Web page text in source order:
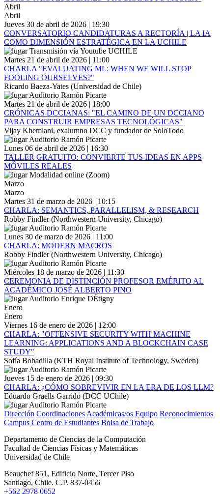
Abril
Abril
Jueves 30 de abril de 2026 | 19:30
CONVERSATORIO CANDIDATURAS A RECTORÍA | LA IA
COMO DIMENSIÓN ESTRATÉGICA EN LA UCHILE
Transmisión vía Youtube UCHILE
Martes 21 de abril de 2026 | 11:00
CHARLA "EVALUATING ML: WHEN WE WILL STOP
FOOLING OURSELVES?"
Ricardo Baeza-Yates (Universidad de Chile)
Auditorio Ramón Picarte
Martes 21 de abril de 2026 | 18:00
CRÓNICAS DCCIANAS: "EL CAMINO DE UN DCCIANO
PARA CONSTRUIR EMPRESAS TECNOLÓGICAS"
Vijay Khemlani, exalumno DCC y fundador de SoloTodo
Auditorio Ramón Picarte
Lunes 06 de abril de 2026 | 16:30
TALLER GRATUITO: CONVIERTE TUS IDEAS EN APPS
MÓVILES REALES
Modalidad online (Zoom)
Marzo
Marzo
Martes 31 de marzo de 2026 | 10:15
CHARLA: SEMANTICS, PARALLELISM, & RESEARCH
Robby Findler (Northwestern University, Chicago)
Auditorio Ramón Picarte
Lunes 30 de marzo de 2026 | 11:00
CHARLA: MODERN MACROS
Robby Findler (Northwestern University, Chicago)
Auditorio Ramón Picarte
Miércoles 18 de marzo de 2026 | 11:30
CEREMONIA DE DISTINCIÓN PROFESOR EMÉRITO AL
ACADÉMICO JOSÉ ALBERTO PINO
Auditorio Enrique DÉtigny
Enero
Enero
Viernes 16 de enero de 2026 | 12:00
CHARLA: "OFFENSIVE SECURITY WITH MACHINE
LEARNING: APPLICATIONS AND A BLOCKCHAIN CASE
STUDY"
Sofía Bobadilla (KTH Royal Institute of Technology, Sweden)
Auditorio Ramón Picarte
Jueves 15 de enero de 2026 | 09:30
CHARLA: ¿CÓMO SOBREVIVIR EN LA ERA DE LOS LLM?
Eduardo Graells Garrido (DCC UChile)
Auditorio Ramón Picarte
Dirección Coordinaciones Académicas/os Equipo Reconocimientos
Campus Centro de Estudiantes Bolsa de Trabajo
Departamento de Ciencias de la Computación
Facultad de Ciencias Físicas y Matemáticas
Universidad de Chile
Beauchef 851, Edificio Norte, Tercer Piso
Santiago, Chile. C.P. 837-0456
+562 2978 0652